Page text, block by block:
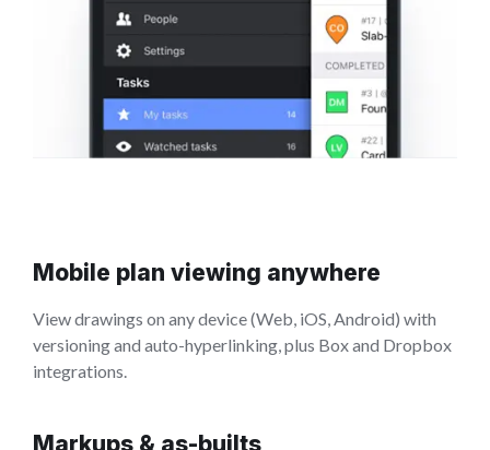
Mobile plan viewing anywhere
View drawings on any device (Web, iOS, Android) with
versioning and auto-hyperlinking, plus Box and Dropbox
integrations.
Markups & as-builts